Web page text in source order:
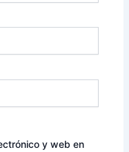
y web en